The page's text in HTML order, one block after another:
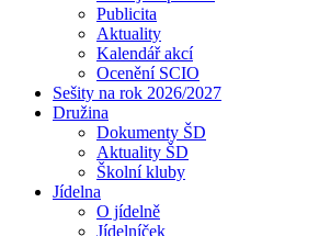
Publicita
Aktuality
Kalendář akcí
Ocenění SCIO
Sešity na rok 2026/2027
Družina
Dokumenty ŠD
Aktuality ŠD
Školní kluby
Jídelna
O jídelně
Jídelníček